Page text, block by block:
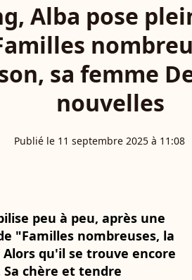
Alba pose
sa femme
nouvelles
Publié le 11 septembre 2025 à 11:08
peu à peu, après une
"Familles nombreuses, la
qu'il se trouve encore
chère et tendre